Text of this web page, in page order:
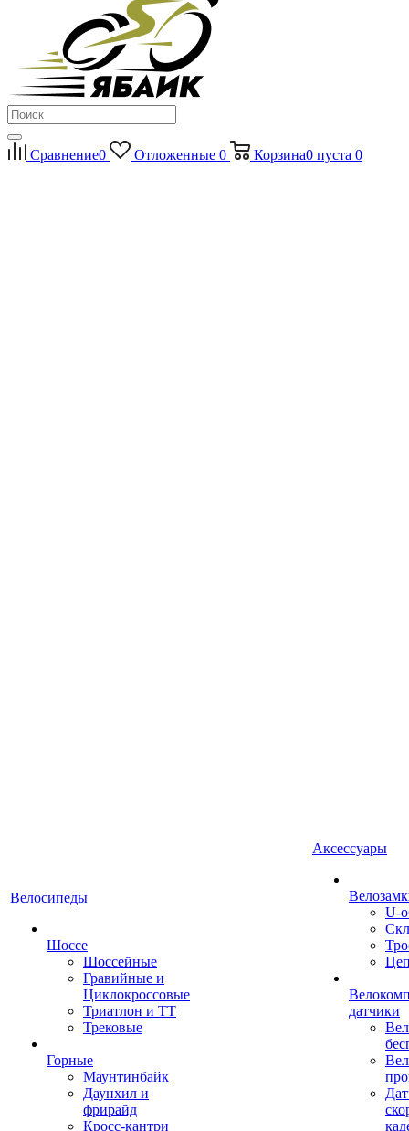
Сравнение0 Отложенные 0 Корзина0 пуста 0
Велосипеды
Шоссе
Шоссейные
Гравийные и
Циклокроссовые
Триатлон и ТТ
Трековые
Горные
Маунтинбайк
Даунхил и
фрирайд
Кросс-кантри
Аксессуары
U-
датчики